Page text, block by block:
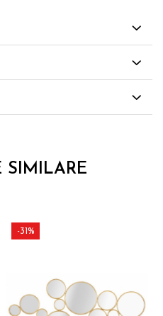
SIMILARE
-31%